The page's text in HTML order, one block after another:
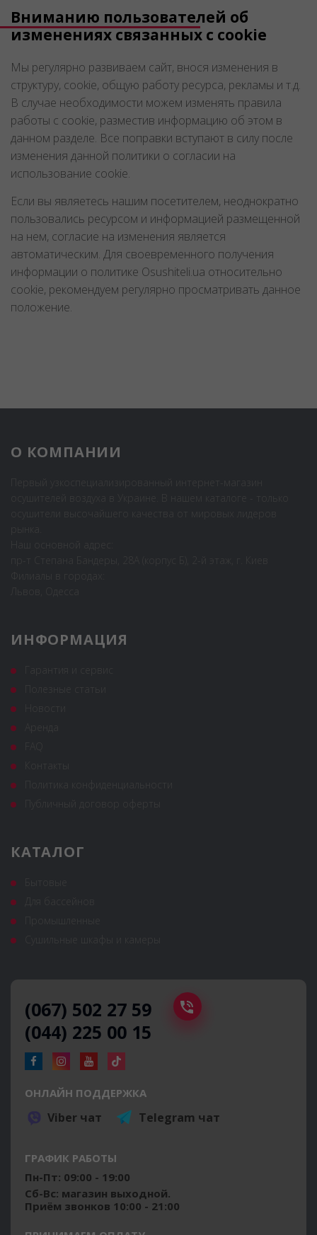
Вниманию пользователей об
изменениях связанных с cookie
Мы регулярно развиваем сайт, внося изменения в
структуру, cookie, общую работу ресурса, рекламы и т.д.
В случае необходимости можем изменять правила
работы с cookie, разместив информацию об этом в
данном разделе. Все поправки вступают в силу после
изменения данной политики о согласии на
использование cookie.
Если вы являетесь нашим посетителем, неоднократно
пользовались ресурсом и информацией размещенной
на нем, согласие на изменения является
автоматическим. Для своевременного получения
информации о политике Osushiteli.ua относительно
cookie, рекомендуем регулярно просматривать данное
положение.
О КОМПАНИИ
ИНФОРМАЦИЯ
КАТАЛОГ
(067) 502 27 59
(044) 225 00 15
ОНЛАЙН ПОДДЕРЖКА
Viber чат Telegram чат
ГРАФИК РАБОТЫ
Пн-Пт: 09:00 - 19:00
Сб-Вс: магазин выходной.
Приём звонков 10:00 - 21:00